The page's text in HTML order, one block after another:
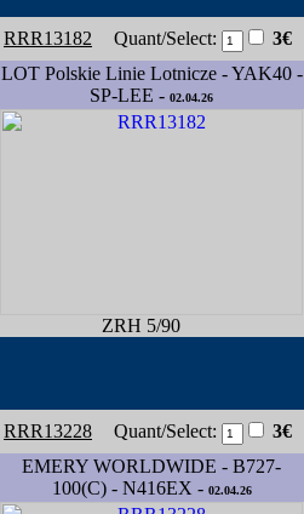
RRR13182 Quant/Select:
3€
LOT Polskie Linie Lotnicze - YAK40 -
SP-LEE - 02.04.26
ZRH 5/90
RRR13228 Quant/Select:
3€
EMERY WORLDWIDE - B727-
100(C) - N416EX - 02.04.26